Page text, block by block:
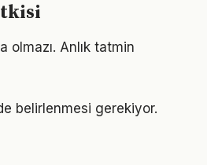
olmazı. Anlık tatmin
belirlenmesi gerekiyor.